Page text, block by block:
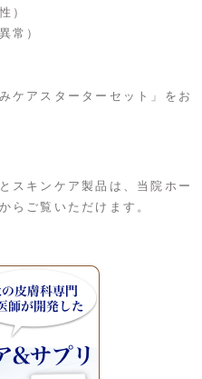
）
常）
ケアスターターセット」をお
スキンケア製品は、当院ホー
らご覧いただけます。